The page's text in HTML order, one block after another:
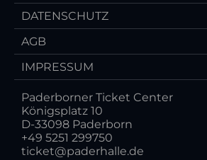
DATENSCHUTZ
AGB
IMPRESSUM
Paderborner Ticket Center
Königsplatz 10
D-33098 Paderborn
+49 5251 299750
ticket@paderhalle.de